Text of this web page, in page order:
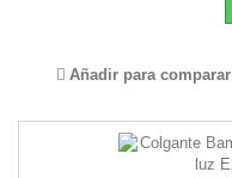
Añadir para comparar